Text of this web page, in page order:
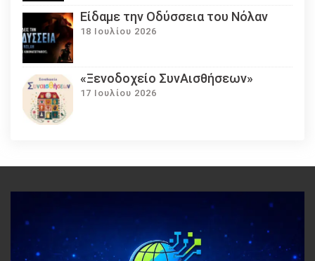
Eίδαμε την Οδύσσεια του Νόλαν
18 Ιουλίου 2026
«Ξενοδοχείο ΣυνΑισθήσεων»
17 Ιουλίου 2026